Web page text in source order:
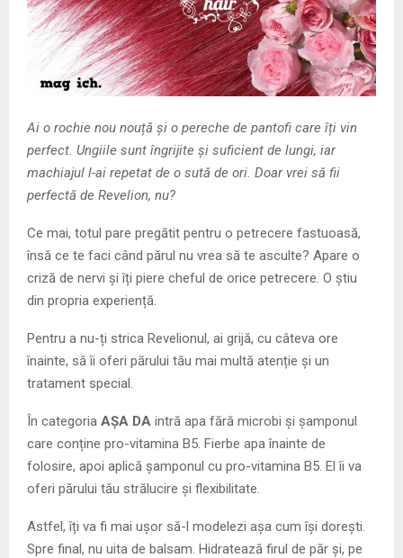
U
Ai o rochie nou nouță și o pereche de pantofi care îți vin
perfect. Ungiile sunt îngrijite și suficient de lungi, iar
machiajul l-ai repetat de o sută de ori. Doar vrei să fii
perfectă de Revelion, nu?
Ce mai, totul pare pregătit pentru o petrecere fastuoasă,
însă ce te faci când părul nu vrea să te asculte? Apare o
criză de nervi și îți piere cheful de orice petrecere. O știu
din propria experiență.
Pentru a nu-ți strica Revelionul, ai grijă, cu câteva ore
înainte, să îi oferi părului tău mai multă atenție și un
tratament special.
În categoria AȘA DA intră apa fără microbi și șamponul
care conține pro-vitamina B5. Fierbe apa înainte de
folosire, apoi aplică șamponul cu pro-vitamina B5. El îi va
oferi părului tău strălucire și flexibilitate.
Astfel, îți va fi mai ușor să-l modelezi așa cum își dorești.
Spre final, nu uita de balsam. Hidratează firul de păr și, pe